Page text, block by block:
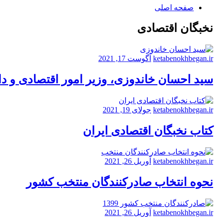
صفحه اصلی
نخبگان اقتصادی
ketabenokhbegan.ir آگوست 17, 2021
سید احسان خاندوزی، وزیر امور اقتصادی و
ketabenokhbegan.ir جولای 19, 2021
کتاب نخبگان اقتصادی ایران
ketabenokhbegan.ir آوریل 26, 2021
نحوه انتخاب صادرکنندگان منتخب کشور
ketabenokhbegan.ir آوریل 26, 2021